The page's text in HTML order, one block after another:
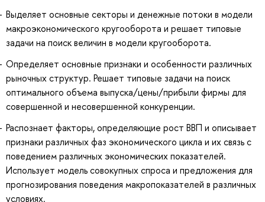
Выделяет основные секторы и денежные потоки в модели
макроэкономического кругооборота и решает типовые
задачи на поиск величин в модели кругооборота.
Определяет основные признаки и особенности различных
рыночных структур. Решает типовые задачи на поиск
оптимального объема выпуска/цены/прибыли фирмы для
совершенной и несовершенной конкуренции.
Распознает факторы, определяющие рост ВВП и описывает
признаки различных фаз экономического цикла и их связь с
поведением различных экономических показателей.
Использует модель совокупных спроса и предложения для
прогнозирования поведения макропоказателей в различных
условиях.